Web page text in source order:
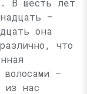
В шесть лет
—
она
что
—
из нас